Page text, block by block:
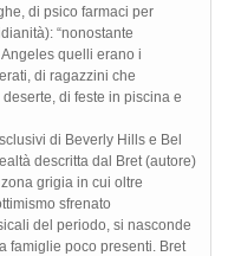
di psico farmaci per
“nonostante
quelli erano i
di ragazzini che
di feste in piscina e
di Beverly Hills e Bel
descritta dal Bret (autore)
grigia in cui oltre
sfrenato
del periodo, si nasconde
famiglie poco presenti. Bret